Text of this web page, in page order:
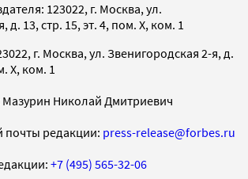
123022, г. Москва, ул.
д. 13, стр. 15, эт. 4, пом. X, ком. 1
г. Москва, ул. Звенигородская 2-я, д.
X, ком. 1
Мазурин Николай Дмитриевич
почты редакции: press-release@forbes.ru
+7 (495) 565-32-06